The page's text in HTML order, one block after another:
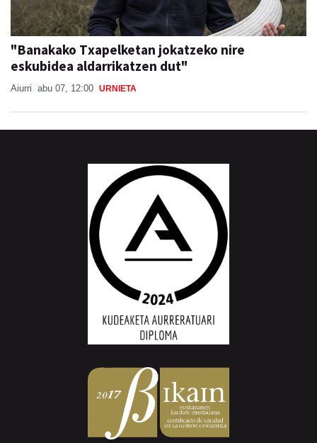
"Banakako Txapelketan jokatzeko nire
eskubidea aldarrikatzen dut"
Aiurri abu 07, 12:00 URNIETA